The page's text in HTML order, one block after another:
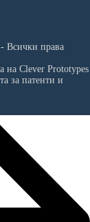
Всички права
на Clever
за патенти и